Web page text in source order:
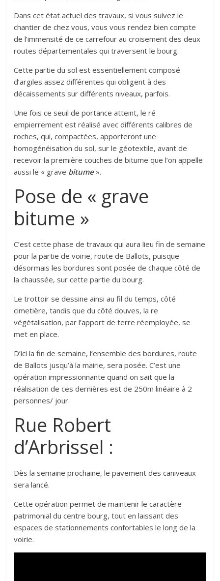
Dans cet état actuel des travaux, si vous suivez le
chantier de chez vous, vous vous rendez bien compte
de l’immensité de ce carrefour au croisement des deux
routes départementales qui traversent le bourg.
Cette partie du sol est essentiellement composé
d’argiles assez différentes qui obligent à des
décaissements sur différents niveaux, parfois.
Une fois ce seuil de portance atteint, le ré
empierrement est réalisé avec différents calibres de
roches, qui, compactées, apporteront une
homogénéisation du sol, sur le géotextile, avant de
recevoir la première couches de bitume que l’on appelle
aussi le « grave bitume».
Pose de « grave
bitume »
C’est cette phase de travaux qui aura lieu fin de semaine
pour la partie de voirie, route de Ballots, puisque
désormais les bordures sont posée de chaque côté de
la chaussée, sur cette partie du bourg.
Le trottoir se dessine ainsi au fil du temps, côté
cimetière, tandis que du côté douves, la re
végétalisation, par l’apport de terre réemployée, se
met en place.
D’ici la fin de semaine, l’ensemble des bordures, route
de Ballots jusqu’à la mairie, sera posée. C’est une
opération impressionnante quand on sait que la
réalisation de ces dernières est de 250m linéaire à 2
personnes/ jour.
Rue Robert
d’Arbrissel :
Dès la semaine prochaine, le pavement des caniveaux
sera lancé.
Cette opération permet de maintenir le caractère
patrimonial du centre bourg, tout en laissant des
espaces de stationnements confortables le long de la
voirie.